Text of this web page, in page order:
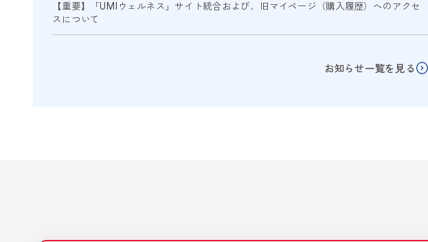
【重要】「UMIウェルネス」サイト統合および、旧マイページ（購入履歴）へのアクセ
スについて
お知らせ一覧を見る